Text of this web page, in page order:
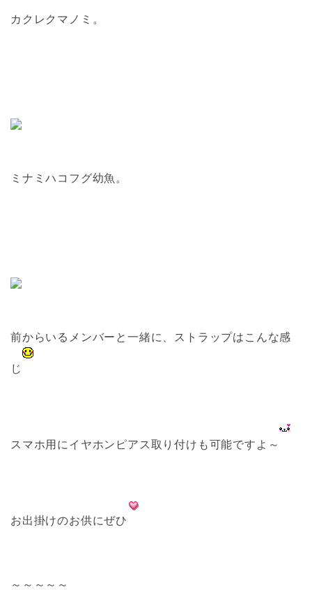
カクレクマノミ。
ミナミハコフグ幼魚。
前からいるメンバーと一緒に、ストラップはこんな感
じ
スマホ用にイヤホンピアス取り付けも可能ですよ～
お出掛けのお供にぜひ
～～～～～